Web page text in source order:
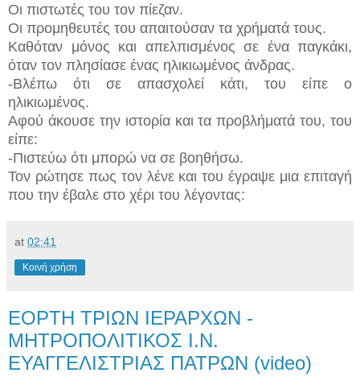
Οι πιστωτές του τον πίεζαν.
Οι προμηθευτές του απαιτούσαν τα χρήματά τους.
Καθόταν μόνος και απελπισμένος σε ένα παγκάκι,
όταν τον πλησίασε ένας ηλικιωμένος άνδρας.
-Βλέπω ότι σε απασχολεί κάτι, του είπε ο
ηλικιωμένος.
Αφού άκουσε την ιστορία και τα προβλήματά του, του
είπε:
-Πιστεύω ότι μπορώ να σε βοηθήσω.
Τον ρώτησε πως τον λένε και του έγραψε μια επιταγή
που την έβαλε στο χέρι του λέγοντας:
at 02:41
Κοινή χρήση
ΕΟΡΤΗ ΤΡΙΩΝ ΙΕΡΑΡΧΩΝ -
ΜΗΤΡΟΠΟΛΙΤΙΚΟΣ Ι.Ν.
ΕΥΑΓΓΕΛΙΣΤΡΙΑΣ ΠΑΤΡΩΝ (video)